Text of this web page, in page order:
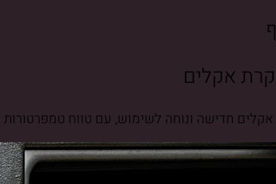
אקלים
חדישה ונוחה לשימוש, עם טווח טמפרטורות